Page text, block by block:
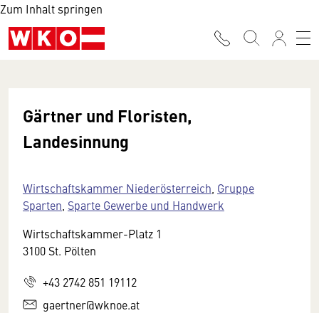
Zum Inhalt springen
Gärtner und Floristen,
Landesinnung
Wirtschaftskammer Niederösterreich Gruppe
Sparten Sparte Gewerbe und Handwerk
Wirtschaftskammer-Platz 1
3100 St. Pölten
+43 2742 851 19112
gaertner@wknoe.at